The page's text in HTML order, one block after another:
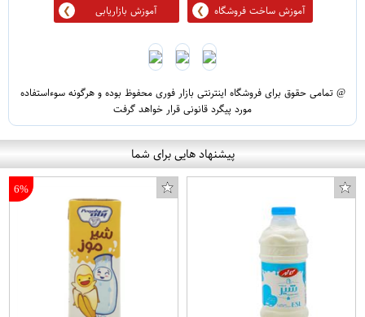
آموزش ساخت فروشگاه آموزش بازاریابی
@ تمامی حقوق برای فروشگاه اینترنتی بازار فوری محفوظ بوده و هرگونه سوءاستفاده
مورد پیگرد قانونی قرار خواهد گرفت
پیشنهاد هایی برای شما
6%